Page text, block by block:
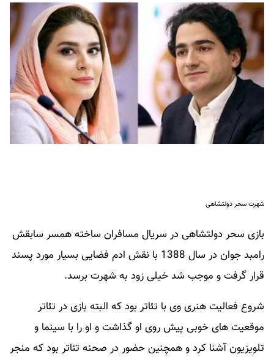
شهرت سحر دولتشاهی
بازی سحر دولتشاهی در سریال مسافران ساخته همسر سابقش
رامبد جوان در سال 1388 با نقش ادم فضایی بسیار مورد پسند
قرار گرفت و موجب شد خیلی زود به شهرت برسد.
شروع فعالیت هنری وی با تئاتر بود که البته بازی در تئاتر
موقعیت های خوبی پیش روی او گذاشت و او را با سینما و
تلویزیون آشنا کرد و همچنین حضور در صحنه تئاتر بود که منجر